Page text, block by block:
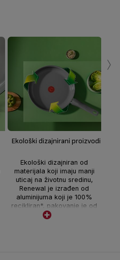
Ekološki dizajnirani proizvodi
Ekološki dizajniran od
materijala koji imaju manji
uticaj na životnu sredinu,
Renewal je izrađen od
aluminijuma koji je 100%
recikliran*, pakovanje je od
90% recikliranog kartona i
›